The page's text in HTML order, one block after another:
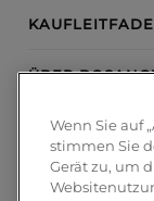
ÜBER
INSPIRATION
Wenn Sie auf
stimmen Sie
Gerät zu, um